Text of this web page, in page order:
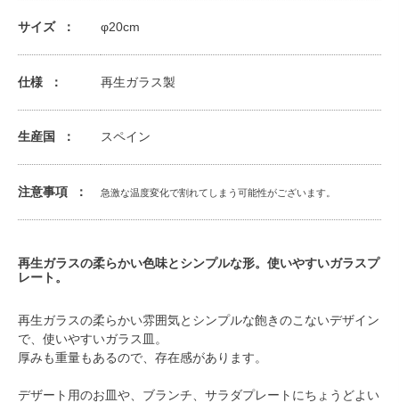
サイズ φ20cm
仕様 再生ガラス製
生産国 スペイン
注意事項 急激な温度変化で割れてしまう可能性がございます。
再生ガラスの柔らかい色味とシンプルな形。使いやすいガラスプ
レート。
再生ガラスの柔らかい雰囲気とシンプルな飽きのこないデザイン
で、使いやすいガラス皿。
厚みも重量もあるので、存在感があります。
デザート用のお皿や、ブランチ、サラダプレートにちょうどよい